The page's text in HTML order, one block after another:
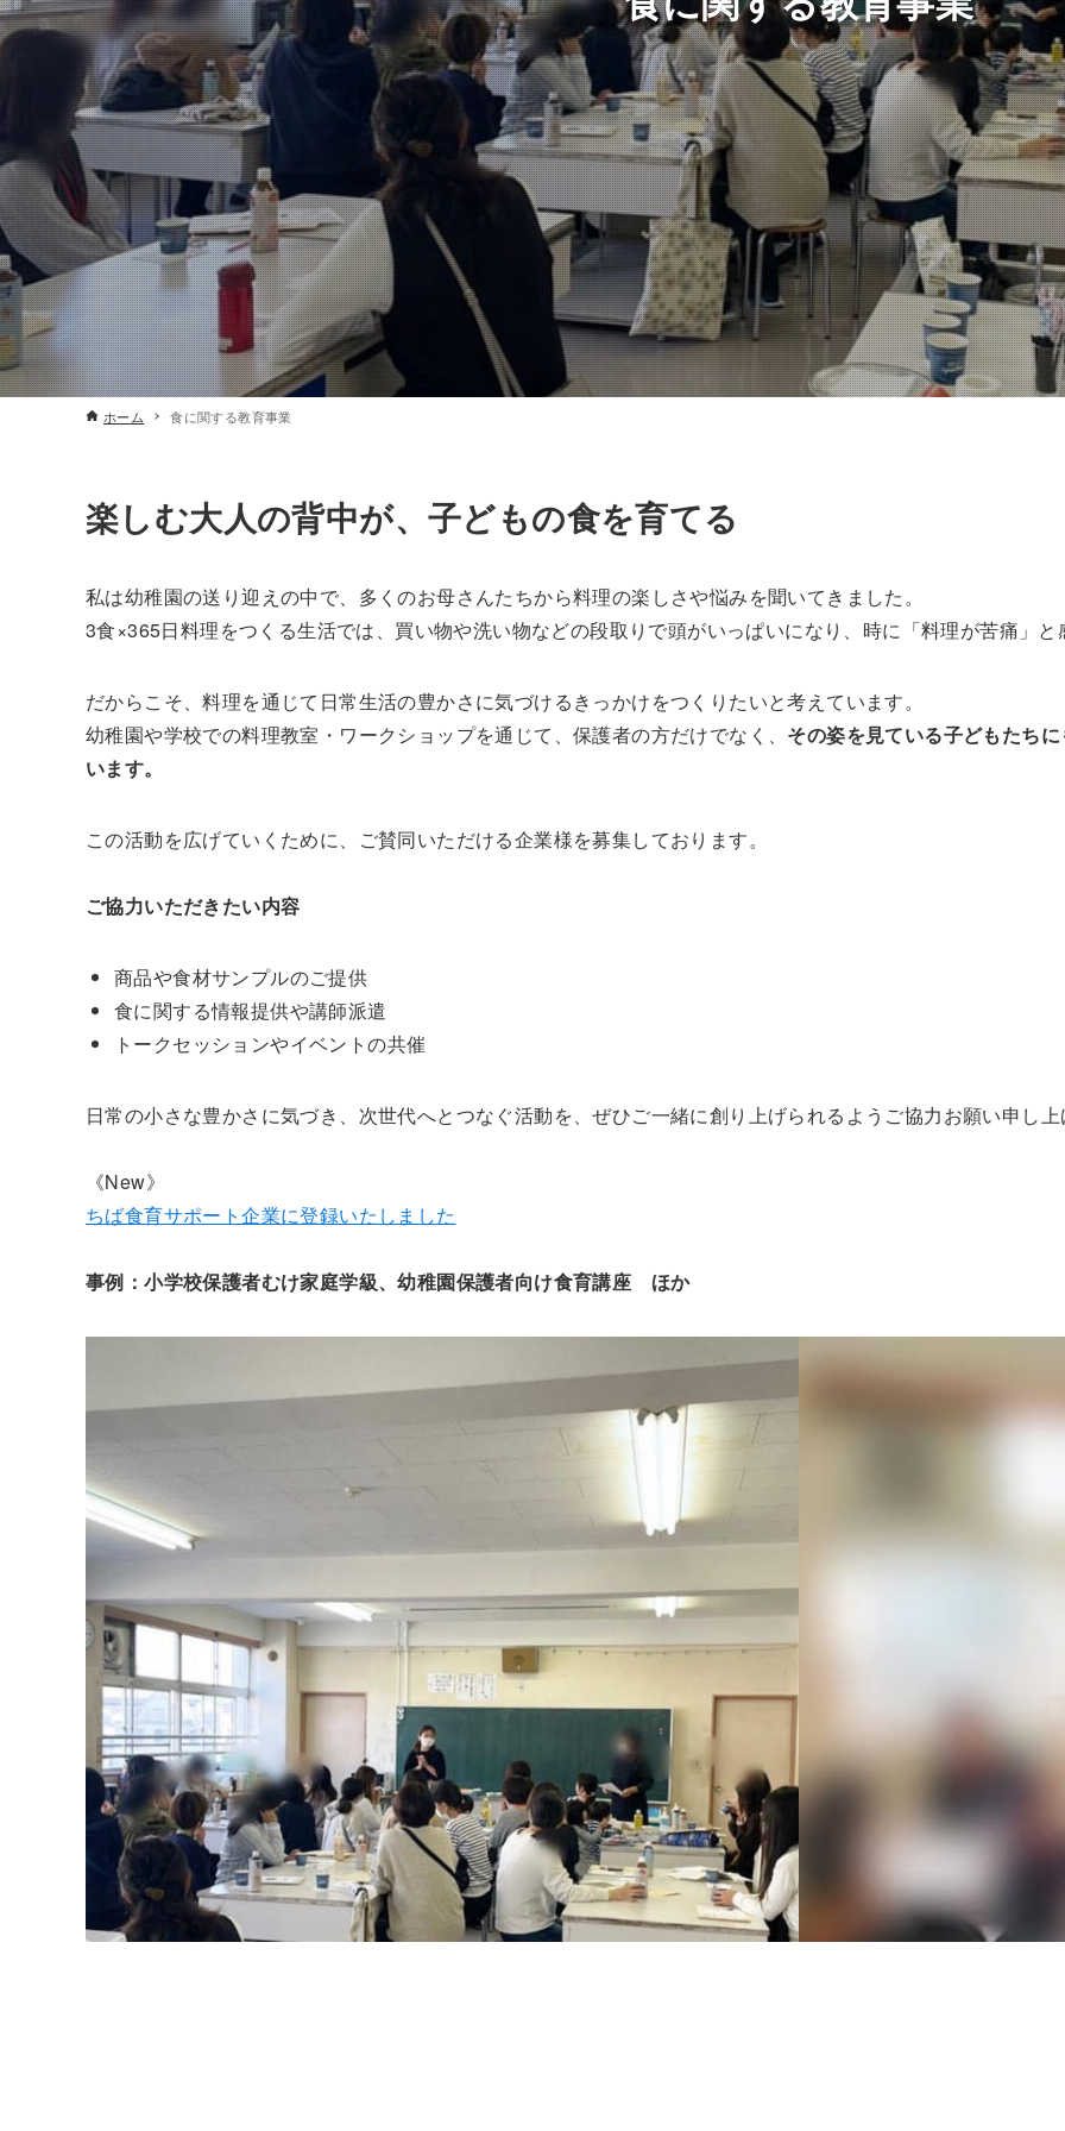
ホーム 食に関する教育事業
楽しむ大人の背中が、子どもの食を育てる
私は幼稚園の送り迎えの中で、多くのお母さんたちから料理の楽しさや悩みを聞いてきました。
3食×365日料理をつくる生活では、買い物や洗い物などの段取りで頭がいっぱいになり、時に「料理が苦痛」
だからこそ、料理を通じて日常生活の豊かさに気づけるきっかけをつくりたいと考えています。
幼稚園や学校での料理教室・ワークショップを通じて、保護者の方だけでなく、 その姿を見ている子どもたち
います。
この活動を広げていくために、ご賛同いただける企業様を募集しております。
ご協力いただきたい内容
商品や食材サンプルのご提供
食に関する情報提供や講師派遣
トークセッションやイベントの共催
日常の小さな豊かさに気づき、次世代へとつなぐ活動を、ぜひご一緒に創り上げられるようご協力お願い申し
《New》
ちば食育サポート企業に登録いたしました
事例：小学校保護者むけ家庭学級、幼稚園保護者向け食育講座 ほか